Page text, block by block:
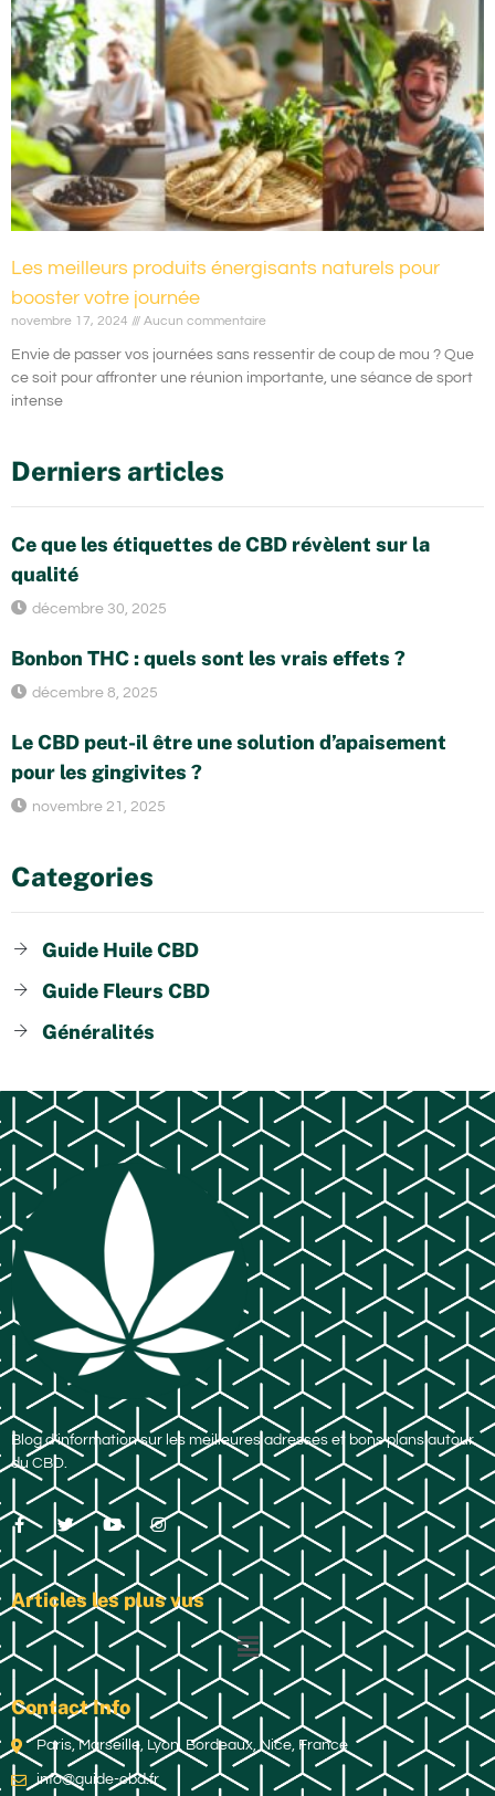
Les meilleurs produits énergisants naturels pour
booster votre journée
novembre 17, 2024 Aucun commentaire
Envie de passer vos journées sans ressentir de coup de mou ? Que
ce soit pour affronter une réunion importante, une séance de sport
intense
Derniers articles
Ce que les étiquettes de CBD révèlent sur la
qualité
décembre 30, 2025
Bonbon THC : quels sont les vrais effets ?
décembre 8, 2025
Le CBD peut-il être une solution d’apaisement
pour les gingivites ?
novembre 21, 2025
Categories
Guide Huile CBD
Guide Fleurs CBD
Généralités
Blog d’information sur les meilleures adresses et bons plans autour
du CBD.
Articles les plus vus
Contact Info
Paris, Marseille, Lyon, Bordeaux, Nice, France
info@guide-cbd.fr